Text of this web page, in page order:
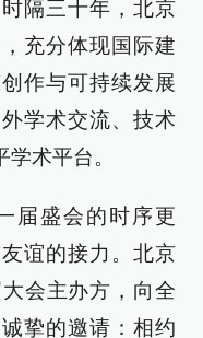
隔三十年，北京
充分体现国际建
作与可持续发展
学术交流、技术
术平台。
届盛会的时序更
谊的接力。北京
会主办方，向全
挚的邀请：相约